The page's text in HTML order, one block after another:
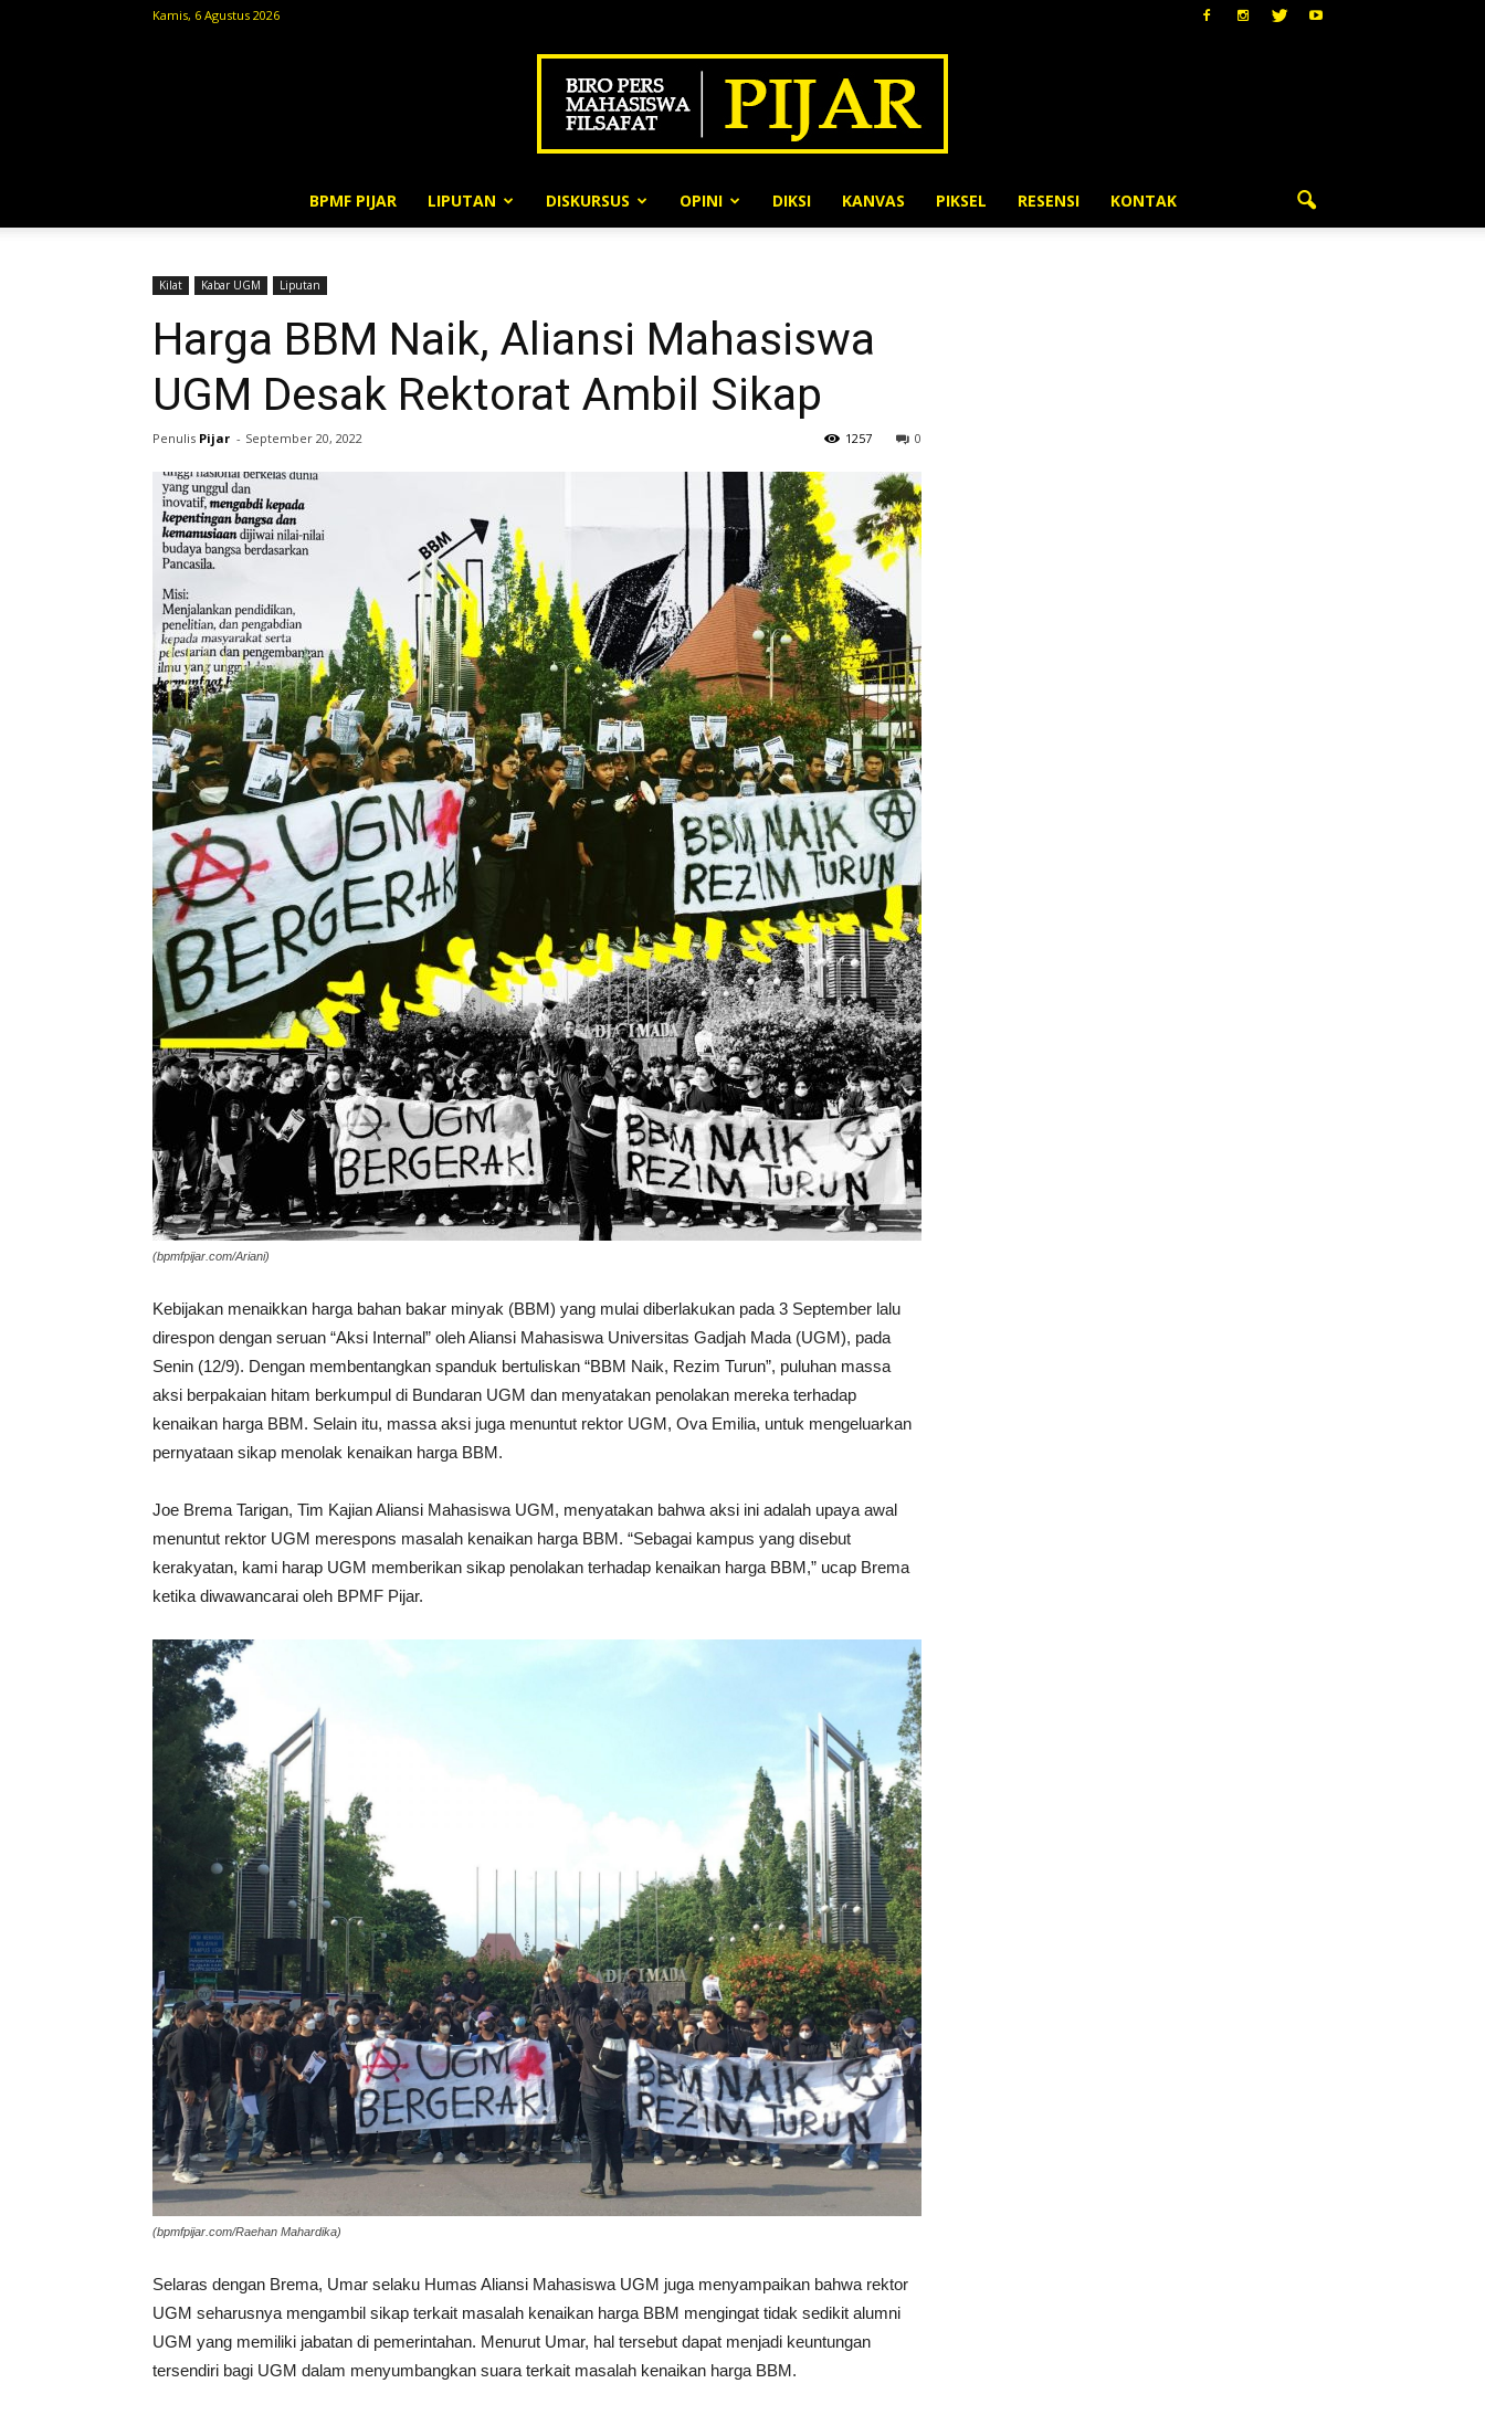
Kamis, 6 Agustus 2026
BPMF
BPMF PIJAR LIPUTAN DISKURSUS OPINI DIKSI KANVAS PIKSEL RESENSI KONTAK
Kilat Kabar UGM Liputan
Harga BBM Naik, Aliansi Mahasiswa
UGM Desak Rektorat Ambil Sikap
Penulis Pijar - September 20, 2022 0
1257
(bpmfpijar.com/Ariani)
Kebijakan menaikkan harga bahan bakar minyak (BBM) yang mulai diberlakukan pada 3 September lalu
direspon dengan seruan “Aksi Internal” oleh Aliansi Mahasiswa Universitas Gadjah Mada (UGM), pada
Senin (12/9). Dengan membentangkan spanduk bertuliskan “BBM Naik, Rezim Turun”, puluhan massa
aksi berpakaian hitam berkumpul di Bundaran UGM dan menyatakan penolakan mereka terhadap
kenaikan harga BBM. Selain itu, massa aksi juga menuntut rektor UGM, Ova Emilia, untuk mengeluarkan
pernyataan sikap menolak kenaikan harga BBM.
Joe Brema Tarigan, Tim Kajian Aliansi Mahasiswa UGM, menyatakan bahwa aksi ini adalah upaya awal
menuntut rektor UGM merespons masalah kenaikan harga BBM. “Sebagai kampus yang disebut
kerakyatan, kami harap UGM memberikan sikap penolakan terhadap kenaikan harga BBM,” ucap Brema
ketika diwawancarai oleh BPMF Pijar.
(bpmfpijar.com/Raehan Mahardika)
Selaras dengan Brema, Umar selaku Humas Aliansi Mahasiswa UGM juga menyampaikan bahwa rektor
UGM seharusnya mengambil sikap terkait masalah kenaikan harga BBM mengingat tidak sedikit alumni
UGM yang memiliki jabatan di pemerintahan. Menurut Umar, hal tersebut dapat menjadi keuntungan
tersendiri bagi UGM dalam menyumbangkan suara terkait masalah kenaikan harga BBM.